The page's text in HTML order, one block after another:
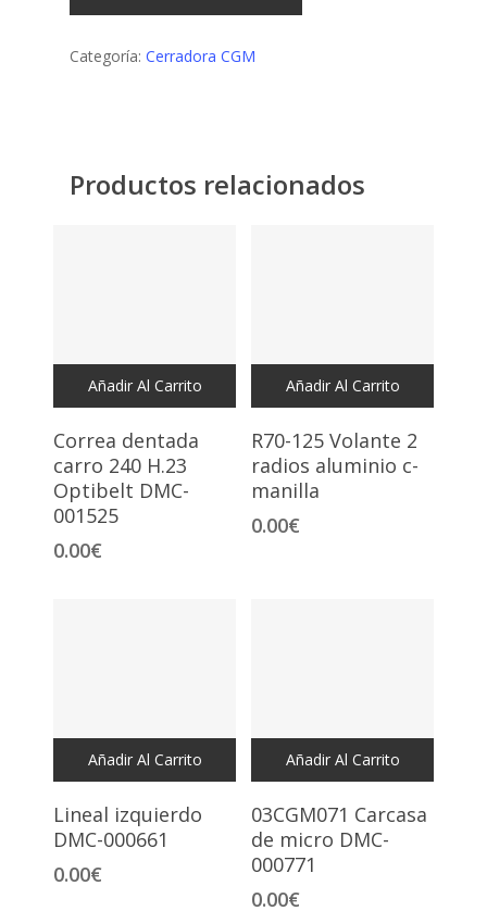
Categoría: Cerradora CGM
Productos relacionados
Añadir Al Carrito
Correa dentada
carro 240 H.23
Optibelt DMC-
001525
0.00€
Añadir Al Carrito
R70-125 Volante 2
radios aluminio c-
manilla
0.00€
Añadir Al Carrito
Lineal izquierdo
DMC-000661
0.00€
Añadir Al Carrito
03CGM071 Carcasa
de micro DMC-
000771
0.00€